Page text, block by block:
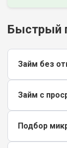
Быстрый
Займ без
Займ с
Подбор